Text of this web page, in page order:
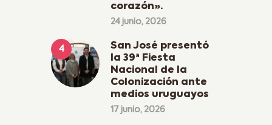
corazón».
24 junio, 2026
San José presentó
la 39ª Fiesta
Nacional de la
Colonización ante
medios uruguayos
17 junio, 2026